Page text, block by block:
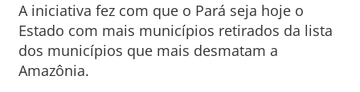
A iniciativa fez com que o Pará seja hoje o
Estado com mais municípios retirados da lista
dos municípios que mais desmatam a
Amazônia.